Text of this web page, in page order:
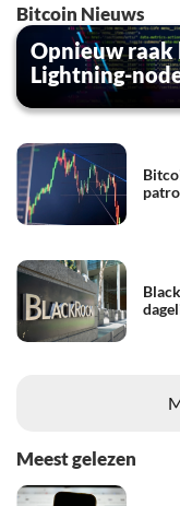
Bitcoin Nieuws
Opnieuw raak
Lightning-
Meest gelezen